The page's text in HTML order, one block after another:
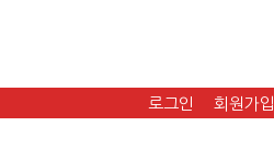
로그인 회원가입